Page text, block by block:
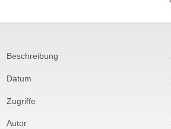
Beschreibung
Datum
Zugriffe
Autor